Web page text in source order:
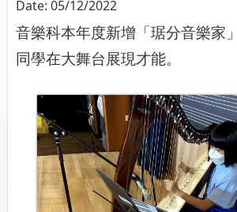
Date: 05/12/2022
音樂科本年度新增「琚分音樂家
同學在大舞台展現才能。